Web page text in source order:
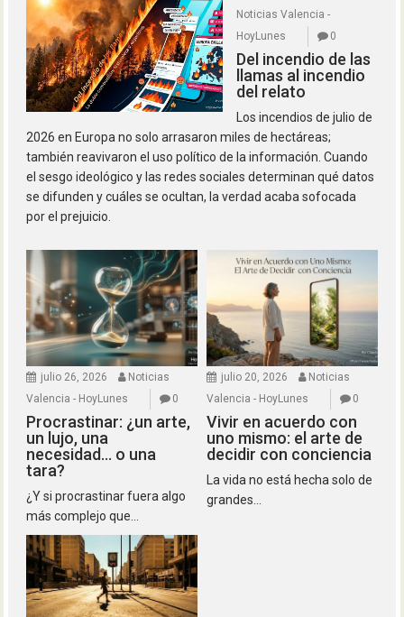
Noticias Valencia -
HoyLunes
0
Del incendio de las
llamas al incendio
del relato
Los incendios de julio de
2026 en Europa no solo arrasaron miles de hectáreas;
también reavivaron el uso político de la información. Cuando
el sesgo ideológico y las redes sociales determinan qué datos
se difunden y cuáles se ocultan, la verdad acaba sofocada
por el prejuicio.
julio 26, 2026
Noticias
Valencia - HoyLunes
0
Procrastinar: ¿un arte,
un lujo, una
necesidad… o una
tara?
¿Y si procrastinar fuera algo
más complejo que...
julio 20, 2026
Noticias
Valencia - HoyLunes
0
Vivir en acuerdo con
uno mismo: el arte de
decidir con conciencia
La vida no está hecha solo de
grandes...